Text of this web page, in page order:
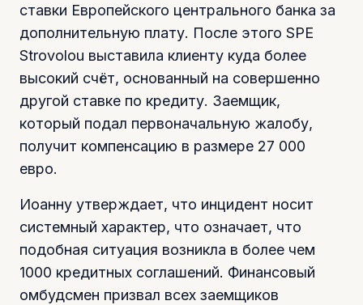
ставки Европейского центрального банка за
дополнительную плату. После этого SPE
Strovolou выставила клиенту куда более
высокий счёт, основанный на совершенно
другой ставке по кредиту. Заемщик,
который подал первоначальную жалобу,
получит компенсацию в размере 27 000
евро.
Иоанну утверждает, что инцидент носит
системный характер, что означает, что
подобная ситуация возникла в более чем
1000 кредитных соглашений. Финансовый
омбудсмен призвал всех заемщиков